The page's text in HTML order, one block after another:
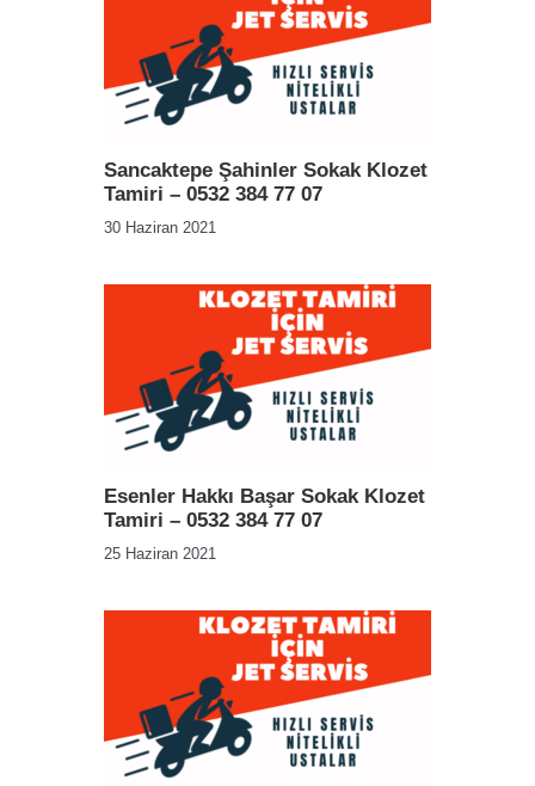
Sancaktepe Şahinler Sokak Klozet
Tamiri – 0532 384 77 07
30 Haziran 2021
Esenler Hakkı Başar Sokak Klozet
Tamiri – 0532 384 77 07
25 Haziran 2021